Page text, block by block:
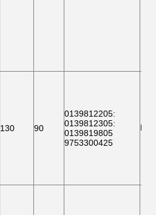
130 90
0139812205:
0139812305:
0139819805
9753300425
F